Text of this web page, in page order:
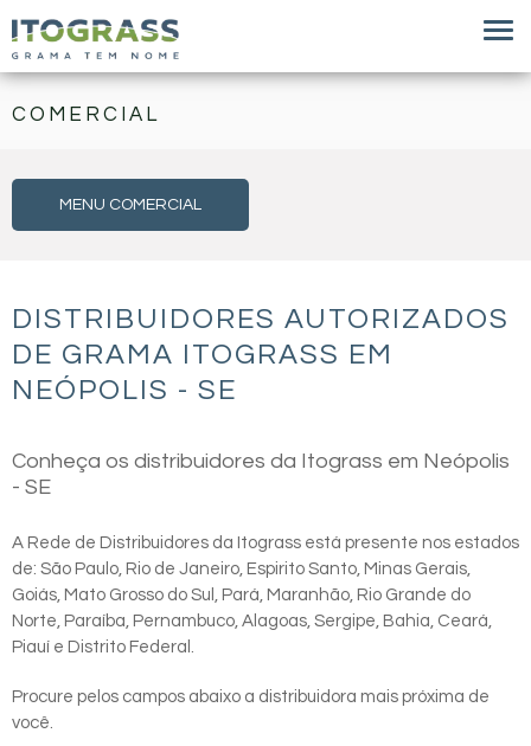
COMERCIAL
MENU COMERCIAL
DISTRIBUIDORES AUTORIZADOS
DE GRAMA ITOGRASS EM
NEÓPOLIS - SE
Conheça os distribuidores da Itograss em Neópolis
- SE
A Rede de Distribuidores da Itograss está presente nos estados
de: São Paulo, Rio de Janeiro, Espirito Santo, Minas Gerais,
Goiás, Mato Grosso do Sul, Pará, Maranhão, Rio Grande do
Norte, Paraíba, Pernambuco, Alagoas, Sergipe, Bahia, Ceará,
Piauí e Distrito Federal.
Procure pelos campos abaixo a distribuidora mais próxima de
você.